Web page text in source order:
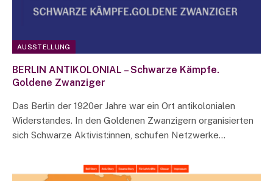
AUSSTELLUNG
BERLIN ANTIKOLONIAL – Schwarze Kämpfe.
Goldene Zwanziger
Das Berlin der 1920er Jahre war ein Ort antikolonialen
Widerstandes. In den Goldenen Zwanzigern organisierten
sich Schwarze Aktivist:innen, schufen Netzwerke…